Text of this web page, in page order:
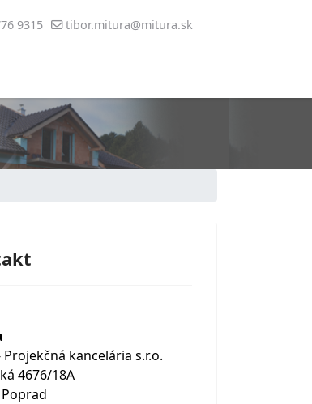
9315 tibor.mitura@mitura.sk
Projekčná kancelária s.r.o.
4676/18A